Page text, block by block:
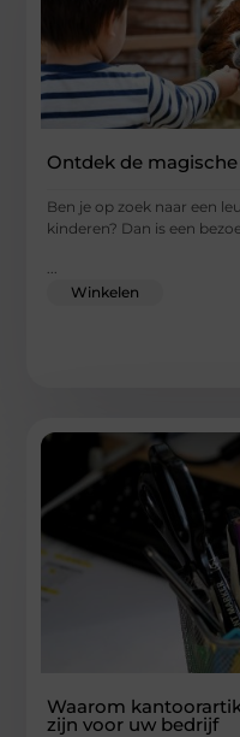
Ontdek de
Ben je op zoek naar een
kinderen? Dan is een
Winkelen
Waarom
zijn voor uw bedrijf